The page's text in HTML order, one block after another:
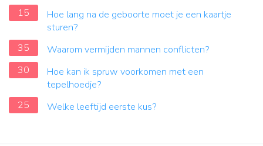
15
Hoe lang na de geboorte moet je een kaartje
sturen?
35
Waarom vermijden mannen conflicten?
30
Hoe kan ik spruw voorkomen met een
tepelhoedje?
25
Welke leeftijd eerste kus?